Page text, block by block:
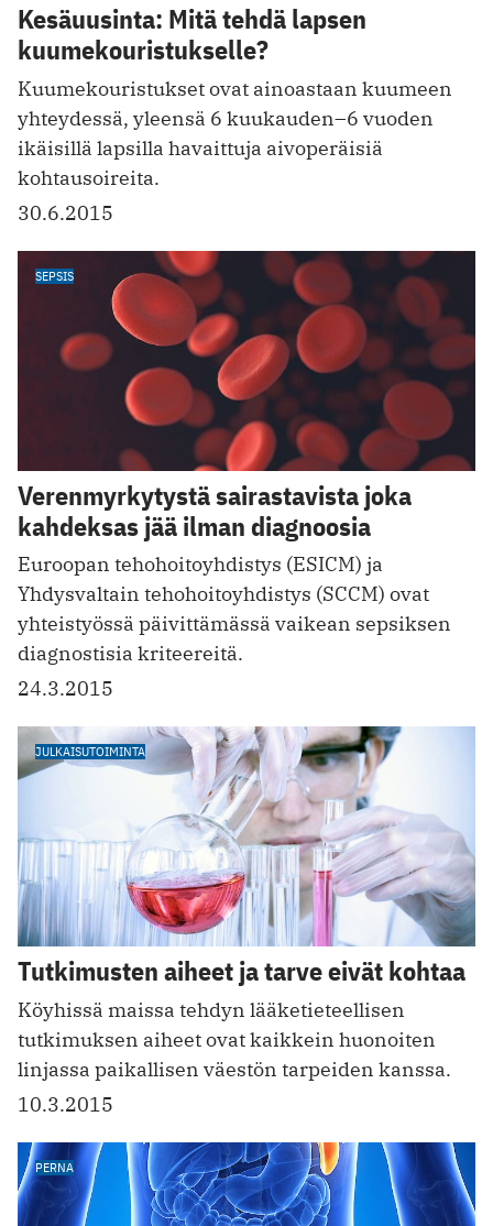
Kesäuusinta: Mitä tehdä lapsen
kuumekouristukselle?
Kuumekouristukset ovat ainoastaan kuumeen
yhteydessä, yleensä 6 kuukauden–6 vuoden
ikäisillä lapsilla havaittuja aivoperäisiä
kohtausoireita.
30.6.2015
SEPSIS
Verenmyrkytystä sairastavista joka
kahdeksas jää ilman diagnoosia
Euroopan tehohoitoyhdistys (ESICM) ja
Yhdysvaltain tehohoitoyhdistys (SCCM) ovat
yhteistyössä päivittämässä vaikean sepsiksen
diagnostisia kriteereitä.
24.3.2015
JULKAISUTOIMINTA
Tutkimusten aiheet ja tarve eivät kohtaa
Köyhissä maissa tehdyn lääketieteellisen
tutkimuksen aiheet ovat kaikkein huonoiten
linjassa paikallisen väestön tarpeiden kanssa.
10.3.2015
PERNA